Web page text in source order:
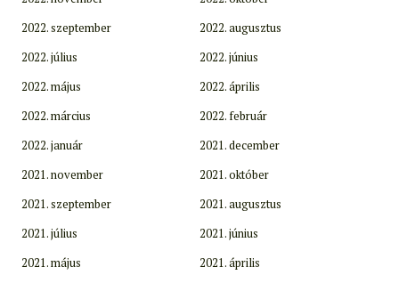
2022. szeptember
2022. augusztus
2022. július
2022. június
2022. május
2022. április
2022. március
2022. február
2022. január
2021. december
2021. november
2021. október
2021. szeptember
2021. augusztus
2021. július
2021. június
2021. május
2021. április